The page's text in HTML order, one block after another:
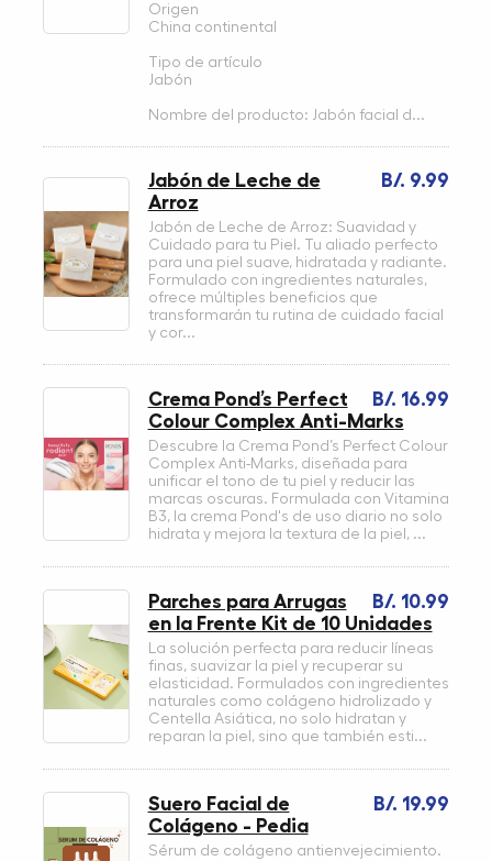
Origen
China continental
Tipo de artículo
Jabón
Nombre del producto: Jabón facial d...
B/. 9.99
Jabón de Leche de
Arroz
Jabón de Leche de Arroz: Suavidad y
Cuidado para tu Piel. Tu aliado perfecto
para una piel suave, hidratada y radiante.
Formulado con ingredientes naturales,
ofrece múltiples beneficios que
transformarán tu rutina de cuidado facial
y cor...
B/. 16.99
Crema Pond’s Perfect
Colour Complex Anti-Marks
Descubre la Crema Pond’s Perfect Colour
Complex Anti-Marks, diseñada para
unificar el tono de tu piel y reducir las
marcas oscuras. Formulada con Vitamina
B3, la crema Pond's de uso diario no solo
hidrata y mejora la textura de la piel, ...
B/. 10.99
Parches para Arrugas
en la Frente Kit de 10 Unidades
La solución perfecta para reducir líneas
finas, suavizar la piel y recuperar su
elasticidad. Formulados con ingredientes
naturales como colágeno hidrolizado y
Centella Asiática, no solo hidratan y
reparan la piel, sino que también esti...
B/. 19.99
Suero Facial de
Colágeno - Pedia
Sérum de colágeno antienvejecimiento.